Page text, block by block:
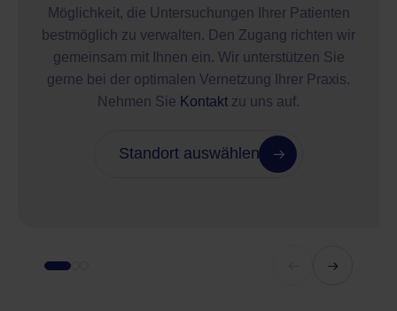
Möglichkeit, die Untersuchungen Ihrer Patienten
bestmöglich zu verwalten. Den Zugang richten wir
gemeinsam mit Ihnen ein. Wir unterstützen Sie
gerne bei der optimalen Vernetzung Ihrer Praxis.
Nehmen Sie Kontakt zu uns auf.
Standort auswählen